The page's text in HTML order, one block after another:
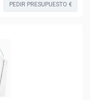
PEDIR PRESUPUESTO €